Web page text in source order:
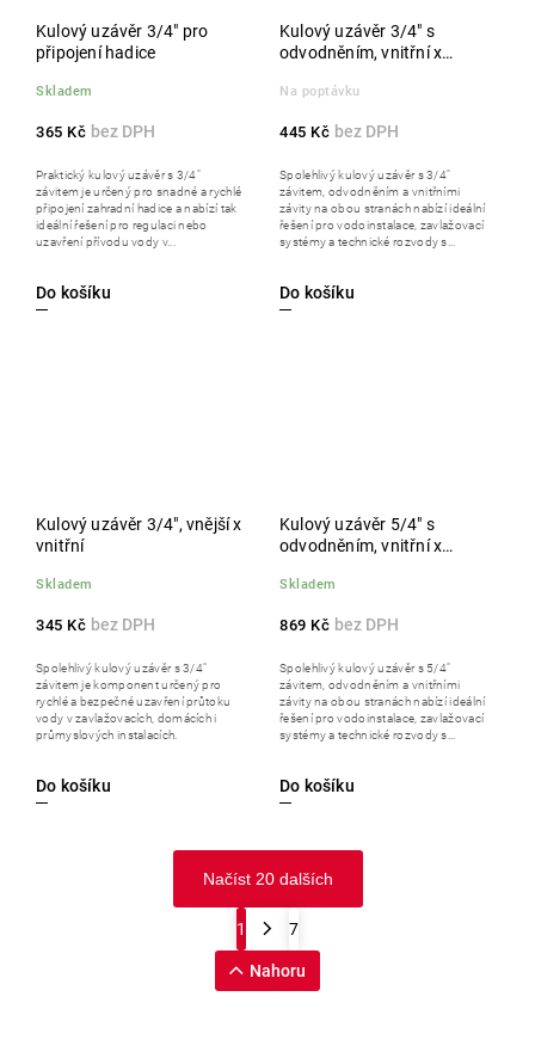
Kulový uzávěr 3/4" pro
připojení hadice
Skladem
365 Kč
Do košíku
Praktický kulový uzávěr s 3/4"
závitem je určený pro snadné a rychlé
připojení zahradní hadice a nabízí tak
ideální řešení pro regulaci nebo
uzavření přívodu vody v...
Kulový uzávěr 3/4" s
odvodněním, vnitřní x
Na poptávku
445 Kč
Do košíku
Spolehlivý kulový uzávěr s 3/4"
závitem, odvodněním a vnitřními
závity na obou stranách nabízí ideální
řešení pro vodoinstalace, zavlažovací
systémy a technické rozvody s...
Kulový uzávěr 3/4", vnější x
vnitřní
Skladem
345 Kč
Do košíku
Spolehlivý kulový uzávěr s 3/4"
závitem je komponent určený pro
rychlé a bezpečné uzavření průtoku
vody v zavlažovacích, domácích i
průmyslových instalacích.
Kulový uzávěr 5/4" s
odvodněním, vnitřní x
Skladem
869 Kč
Do košíku
Spolehlivý kulový uzávěr s 5/4"
závitem, odvodněním a vnitřními
závity na obou stranách nabízí ideální
řešení pro vodoinstalace, zavlažovací
systémy a technické rozvody s...
Načíst 20 dalších
1 7
Nahoru